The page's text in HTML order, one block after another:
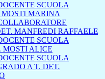
SCUOLA
MARINA
MANFREDI RAFFAELE
SCUOLA
MOSTI ALICE
SCUOLA
A T. DET.